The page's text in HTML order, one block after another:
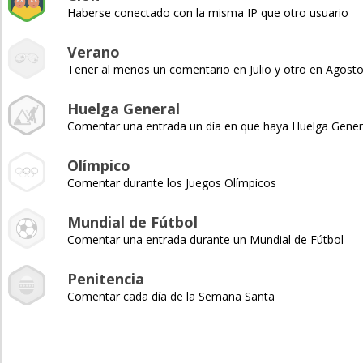
Haberse conectado con la misma IP que otro usuario
Verano
Tener al menos un comentario en Julio y otro en Agosto
Huelga General
Comentar una entrada un día en que haya Huelga
Olímpico
Comentar durante los Juegos Olímpicos
Mundial de Fútbol
Comentar una entrada durante un Mundial de Fútbol
Penitencia
Comentar cada día de la Semana Santa